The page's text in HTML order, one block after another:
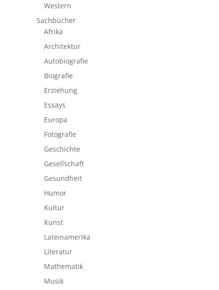
Western
Sachbücher
Afrika
Architektur
Autobiografie
Biografie
Erziehung
Essays
Europa
Fotografie
Geschichte
Gesellschaft
Gesundheit
Humor
Kultur
Kunst
Lateinamerika
Literatur
Mathematik
Musik